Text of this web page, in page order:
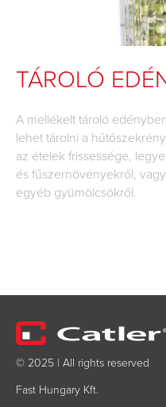
TÁROLÓ
A mellékelt tároló
lehet tárolni a
az ételek frissessége,
és fűszernövényekről,
egyéb gyümölcsökről.
© 2025 | All rights reserved
Fast Hungary Kft.